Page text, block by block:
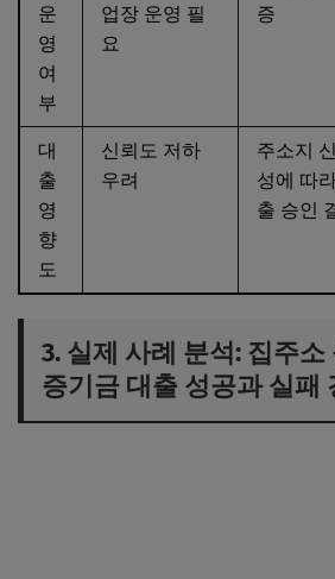
운
영
여
부
업장 운영 필
요
증
대
출
영
향
도
신뢰도 저하
우려
주소지
성에 따
출 승인
3. 실제 사례 분석: 집주
증기금 대출 성공과 실패